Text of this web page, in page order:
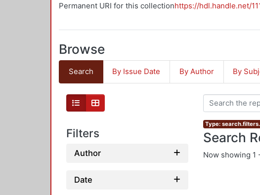
Permanent URI for this collectionhttps://hdl.handle.net/
Browse
Search By Issue Date By Author By
Filters
Author
Date
Type:
Search
Now showing 1